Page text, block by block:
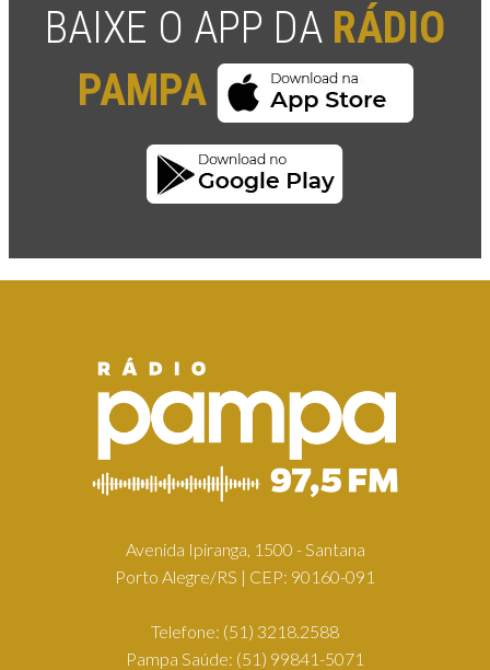
BAIXE O APP DA RÁDIO
PAMPA
Avenida Ipiranga, 1500 - Santana
Porto Alegre/RS | CEP: 90160-091
Telefone: (51) 3218.2588
Pampa Saúde: (51) 99841-5071